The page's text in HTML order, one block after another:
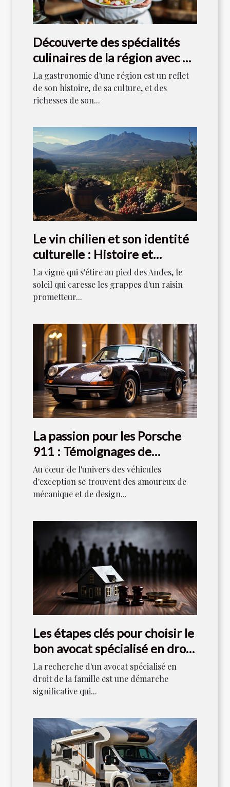
Découverte des spécialités
culinaires de la région avec un
chef local
La gastronomie d'une région est un reflet
de son histoire, de sa culture, et des
richesses de son...
Le vin chilien et son identité
culturelle : Histoire et
tradition
La vigne qui s'étire au pied des Andes, le
soleil qui caresse les grappes d'un raisin
prometteur...
La passion pour les Porsche
911 : Témoignages de
collectionneurs
Au cœur de l'univers des véhicules
d'exception se trouvent des amoureux de
mécanique et de design...
Les étapes clés pour choisir le
bon avocat spécialisé en droit
de la famille
La recherche d'un avocat spécialisé en
droit de la famille est une démarche
significative qui...